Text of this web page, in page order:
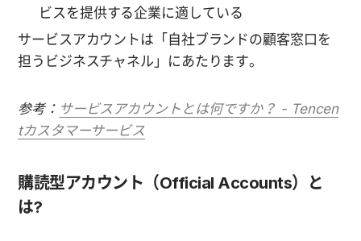
ビスを提供する企業に適している
サービスアカウントは「自社ブランドの顧客窓口を
担うビジネスチャネル」にあたります。
参考： サービスアカウントとは何ですか？ - Tencen
tカスタマーサービス
購読型アカウント（Official Accounts）と
は?